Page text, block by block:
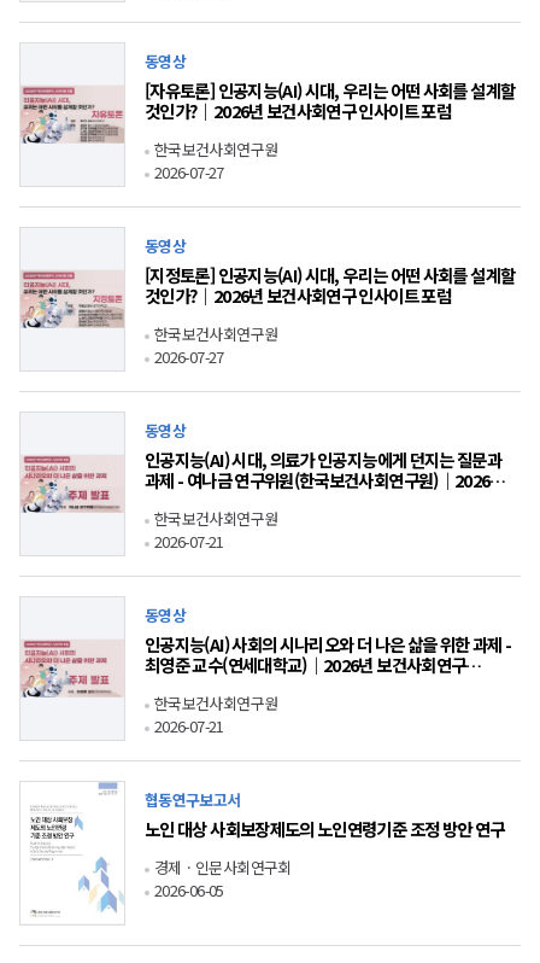
동영상
[자유토론] 인공지능(AI) 시대, 우리는 어떤 사회를 설계할
것인가?｜2026년 보건사회연구 인사이트 포럼
한국보건사회연구원
2026-07-27
동영상
[지정토론] 인공지능(AI) 시대, 우리는 어떤 사회를 설계할
것인가?｜2026년 보건사회연구 인사이트 포럼
한국보건사회연구원
2026-07-27
동영상
인공지능(AI) 시대, 의료가 인공지능에게 던지는 질문과
과제 - 여나금 연구위원(한국보건사회연구원)｜2026년
한국보건사회연구원
2026-07-21
동영상
인공지능(AI) 사회의 시나리오와 더 나은 삶을 위한 과제 -
최영준 교수(연세대학교)｜2026년 보건사회연구
한국보건사회연구원
2026-07-21
협동연구보고서
노인 대상 사회보장제도의 노인연령기준 조정 방안 연구
경제ㆍ인문사회연구회
2026-06-05